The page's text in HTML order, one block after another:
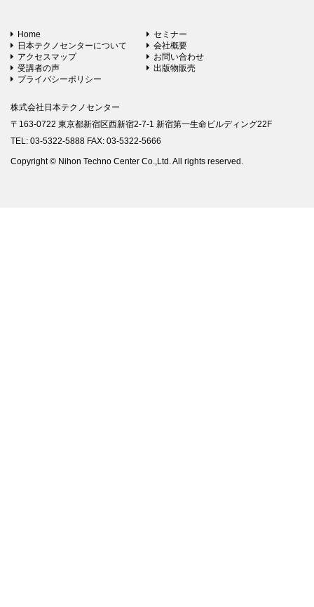
Home
セミナー
日本テクノセンターについて
会社概要
アクセスマップ
お問い合わせ
受講者の声
出版物販売
プライバシーポリシー
株式会社日本テクノセンター
〒163-0722 東京都新宿区西新宿2-7-1 新宿第一生命ビルディング22F
TEL: 03-5322-5888 FAX: 03-5322-5666
Copyright © Nihon Techno Center Co.,Ltd. All rights reserved.